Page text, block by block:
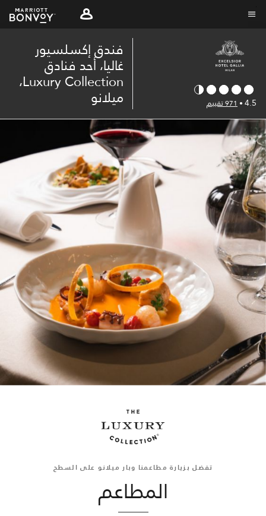
Skip
main
content
4.5
•971 تقييم
فندق إكسلسيور
غاليا، أحد فنادق
Luxury Collection،
ميلانو
تفضل بزيارة مطاعمنا وبار ميلانو على السطح
المطاعم